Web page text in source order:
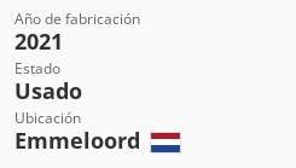
Año de fabricación
2021
Estado
Usado
Ubicación
Emmeloord